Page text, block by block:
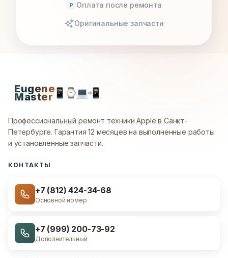
P Оплата после ремонта
Оригинальные запчасти
Eugene
Master📱 ⌚💻📲
Профессиональный ремонт техники Apple в Санкт-
Петербурге. Гарантия 12 месяцев на выполненные работы
и установленные запчасти.
КОНТАКТЫ
+7 (812) 424-34-68
Основной номер
+7 (999) 200-73-92
Дополнительный